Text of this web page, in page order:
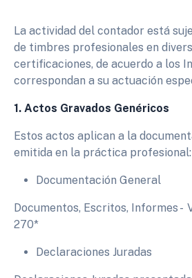
La actividad del contador está
de timbres profesionales en
certificaciones, de acuerdo a los
correspondan a su actuación
1. Actos Gravados Genéricos
Estos actos aplican a la
emitida en la práctica profesional:
Documentación General
Documentos, Escritos, Informes -
270*
Declaraciones Juradas